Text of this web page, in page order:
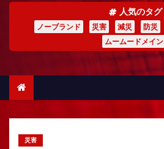
人気のタグ
ノーブランド 災害 減災 防災
ムームードメイン
災害